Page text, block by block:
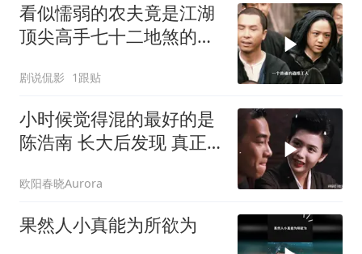
看似懦弱的农夫竟是江湖
顶尖高手七十二地煞的二
剧说侃影 1跟贴
小时候觉得混的最好的是
陈浩南 长大后发现 真正
欧阳春晓Aurora
果然人小真能为所欲为